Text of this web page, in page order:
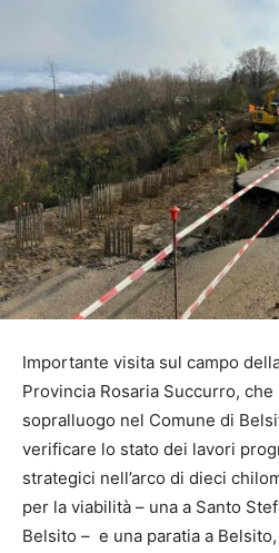
Importante visita sul campo
Provincia Rosaria Succurro,
sopralluogo nel Comune di
verificare lo stato dei lavori
strategici nell’arco di dieci
per la viabilità – una a Santo
Belsito – e una paratia a